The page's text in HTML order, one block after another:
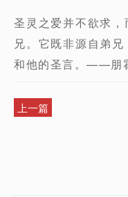
圣灵之爱并不欲求
兄。它既非源自弟
和他的圣言。——朋
上一篇